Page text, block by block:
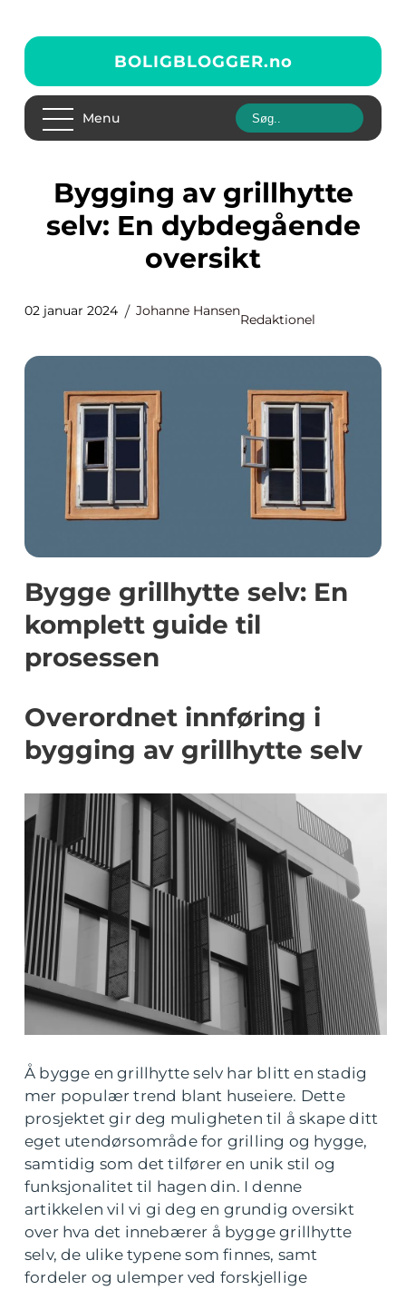
BOLIGBLOGGER.no
Menu
Bygging av grillhytte
selv: En dybdegående
oversikt
02 januar 2024 Johanne Hansen
Redaktionel
Bygge grillhytte selv: En
komplett guide til
prosessen
Overordnet innføring i
bygging av grillhytte selv
Å bygge en grillhytte selv har blitt en stadig
mer populær trend blant huseiere. Dette
prosjektet gir deg muligheten til å skape ditt
eget utendørsområde for grilling og hygge,
samtidig som det tilfører en unik stil og
funksjonalitet til hagen din. I denne
artikkelen vil vi gi deg en grundig oversikt
over hva det innebærer å bygge grillhytte
selv, de ulike typene som finnes, samt
fordeler og ulemper ved forskjellige